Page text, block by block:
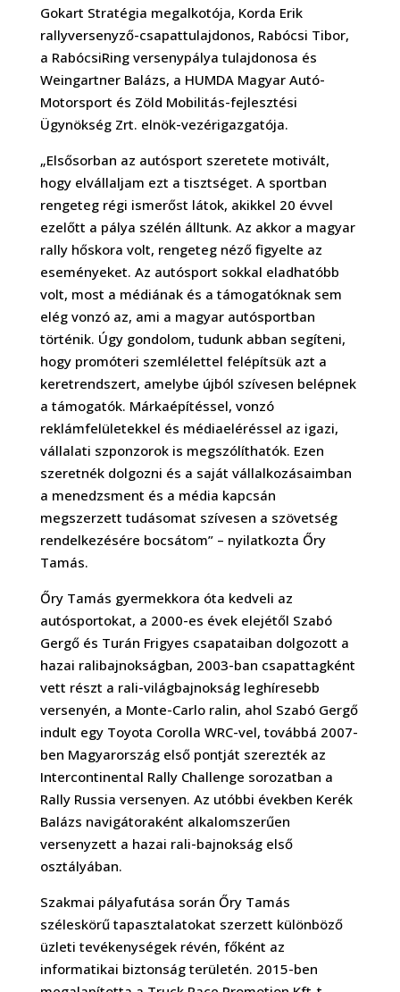
Gokart Stratégia megalkotója, Korda Erik
rallyversenyző-csapattulajdonos, Rabócsi Tibor,
a RabócsiRing versenypálya tulajdonosa és
Weingartner Balázs, a HUMDA Magyar Autó-
Motorsport és Zöld Mobilitás-fejlesztési
Ügynökség Zrt. elnök-vezérigazgatója.
„Elsősorban az autósport szeretete motivált,
hogy elvállaljam ezt a tisztséget. A sportban
rengeteg régi ismerőst látok, akikkel 20 évvel
ezelőtt a pálya szélén álltunk. Az akkor a magyar
rally hőskora volt, rengeteg néző figyelte az
eseményeket. Az autósport sokkal eladhatóbb
volt, most a médiának és a támogatóknak sem
elég vonzó az, ami a magyar autósportban
történik. Úgy gondolom, tudunk abban segíteni,
hogy promóteri szemlélettel felépítsük azt a
keretrendszert, amelybe újból szívesen belépnek
a támogatók. Márkaépítéssel, vonzó
reklámfelületekkel és médiaeléréssel az igazi,
vállalati szponzorok is megszólíthatók. Ezen
szeretnék dolgozni és a saját vállalkozásaimban
a menedzsment és a média kapcsán
megszerzett tudásomat szívesen a szövetség
rendelkezésére bocsátom” – nyilatkozta Őry
Tamás.
Őry Tamás gyermekkora óta kedveli az
autósportokat, a 2000-es évek elejétől Szabó
Gergő és Turán Frigyes csapataiban dolgozott a
hazai ralibajnokságban, 2003-ban csapattagként
vett részt a rali-világbajnokság leghíresebb
versenyén, a Monte-Carlo ralin, ahol Szabó Gergő
indult egy Toyota Corolla WRC-vel, továbbá 2007-
ben Magyarország első pontját szerezték az
Intercontinental Rally Challenge sorozatban a
Rally Russia versenyen. Az utóbbi években Kerék
Balázs navigátoraként alkalomszerűen
versenyzett a hazai rali-bajnokság első
osztályában.
Szakmai pályafutása során Őry Tamás
széleskörű tapasztalatokat szerzett különböző
üzleti tevékenységek révén, főként az
informatikai biztonság területén. 2015-ben